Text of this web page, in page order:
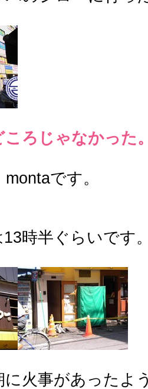
ころじゃなかった
です。
時半ぐらいです
に火事があったよ